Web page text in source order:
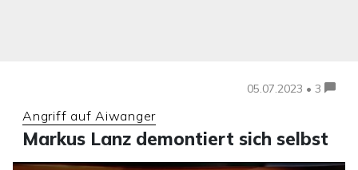
05.07.2023 • 3
Angriff auf Aiwanger
Markus Lanz demontiert sich selbst